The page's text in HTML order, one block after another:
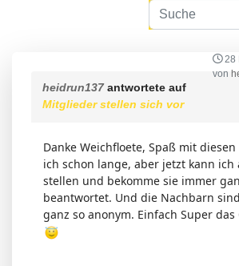
28
von
heidrun137antwortete auf
Mitglieder stellen sich vor
Danke Weichfloete, Spaß mit
ich schon lange, aber jetzt kann ich
stellen und bekomme sie immer
beantwortet. Und die Nachbarn
ganz so anonym. Einfach Super das